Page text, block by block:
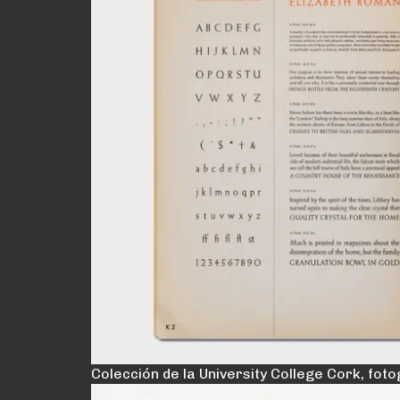
Colección de la University College Cork,